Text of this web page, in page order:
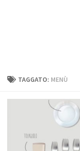
TAGGATO: MENÙ